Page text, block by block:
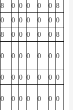
8 0 0 0 0 0 8
0 0 0 0 0 0 0
8 0 0 0 0 0 8
0 0 0 0 0 0 0
0 0 0 0 0 0 0
0 0 0 0 0 0 0